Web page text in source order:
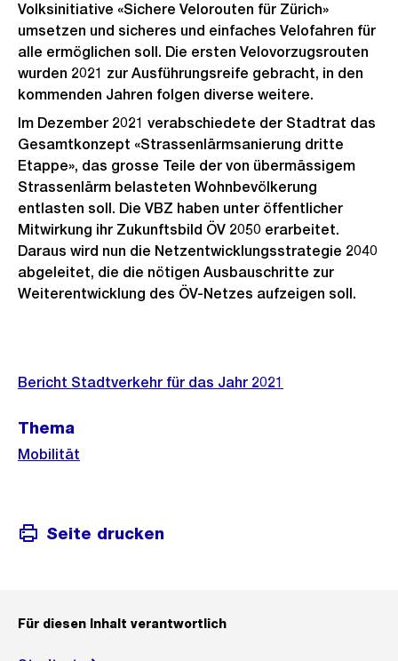
Volksinitiative «Sichere Velorouten für Zürich»
umsetzen und sicheres und einfaches Velofahren für
alle ermöglichen soll. Die ersten Velovorzugsrouten
wurden 2021 zur Ausführungsreife gebracht, in den
kommenden Jahren folgen diverse weitere.
Im Dezember 2021 verabschiedete der Stadtrat das
Gesamtkonzept «Strassenlärmsanierung dritte
Etappe», das grosse Teile der von übermässigem
Strassenlärm belasteten Wohnbevölkerung
entlasten soll. Die VBZ haben unter öffentlicher
Mitwirkung ihr Zukunftsbild ÖV 2050 erarbeitet.
Daraus wird nun die Netzentwicklungsstrategie 2040
abgeleitet, die die nötigen Ausbauschritte zur
Weiterentwicklung des ÖV-Netzes aufzeigen soll.
Informationen
Bericht Stadtverkehr für das Jahr 2021
Thema
Mobilität
Seite drucken
Für diesen Inhalt verantwortlich